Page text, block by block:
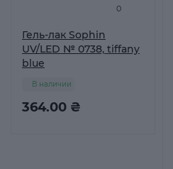
0
Гель-лак Sophin
UV/LED № 0738, tiffany
blue
364.00 ₴
В наличии